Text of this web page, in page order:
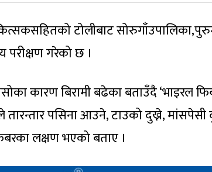
टोलीबाट
परीक्षण गरेको छ ।
कारण बिरामी बढेका बताउँदै ‘भाइरल
पसिना आउने, टाउको दुख्ने, मांसपेसी
लक्षण भएको बताए ।